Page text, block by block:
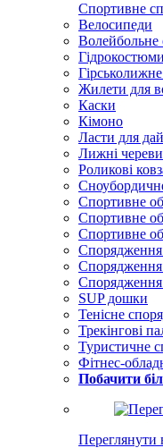
Спортивне
Велосипеди
Волейбольне
Жилети для
Каски
Кімоно
Ласти для
Лижні
Роликові
Спортивне
Спортивне
Спортивне
Спорядження
Спорядження
SUP дошки
Тенісне
Трекінгові
Туристичне
Фітнес-
Побачити
Переглянути